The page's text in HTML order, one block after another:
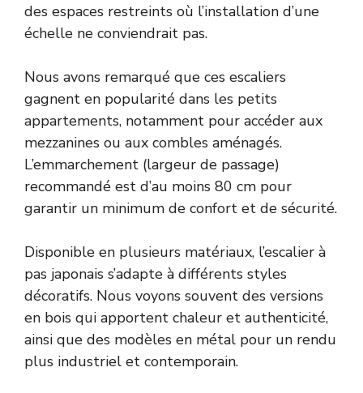
des espaces restreints où l’installation d’une
échelle ne conviendrait pas.
Nous avons remarqué que ces escaliers
gagnent en popularité dans les petits
appartements, notamment pour accéder aux
mezzanines ou aux combles aménagés.
L’emmarchement (largeur de passage)
recommandé est d’au moins 80 cm pour
garantir un minimum de confort et de sécurité.
Disponible en plusieurs matériaux, l’escalier à
pas japonais s’adapte à différents styles
décoratifs. Nous voyons souvent des versions
en bois qui apportent chaleur et authenticité,
ainsi que des modèles en métal pour un rendu
plus industriel et contemporain.